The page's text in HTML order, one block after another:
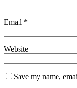
Email *
Website
Save my name,